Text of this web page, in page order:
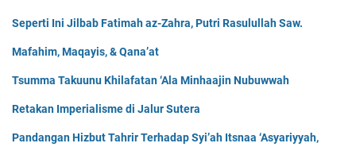
Seperti Ini Jilbab Fatimah az-Zahra, Putri Rasulullah Saw.
Mafahim, Maqayis, & Qana’at
Tsumma Takuunu Khilafatan ‘Ala Minhaajin Nubuwwah
Retakan Imperialisme di Jalur Sutera
Pandangan Hizbut Tahrir Terhadap Syi’ah Itsnaa ‘Asyariyyah,